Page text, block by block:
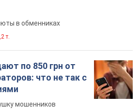
в обменниках
т.
по 850 грн от
что не так с
мошенников